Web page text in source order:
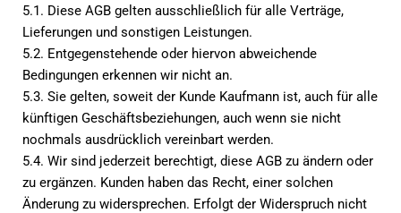
5.1. Diese AGB gelten ausschließlich für alle Verträge,
Lieferungen und sonstigen Leistungen.
5.2. Entgegenstehende oder hiervon abweichende
Bedingungen erkennen wir nicht an.
5.3. Sie gelten, soweit der Kunde Kaufmann ist, auch für alle
künftigen Geschäftsbeziehungen, auch wenn sie nicht
nochmals ausdrücklich vereinbart werden.
5.4. Wir sind jederzeit berechtigt, diese AGB zu ändern oder
zu ergänzen. Kunden haben das Recht, einer solchen
Änderung zu widersprechen. Erfolgt der Widerspruch nicht